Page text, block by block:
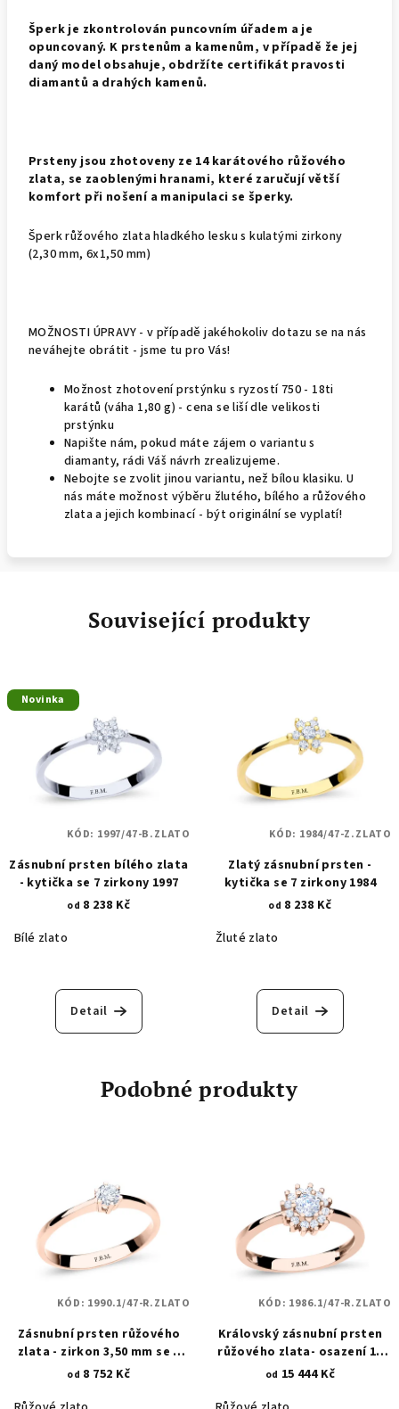
Šperk je zkontrolován puncovním úřadem a je
opuncovaný. K prstenům a kamenům, v případě že jej
daný model obsahuje, obdržíte certifikát pravosti
diamantů a drahých kamenů.
Prsteny jsou zhotoveny ze 14 karátového růžového
zlata, se zaoblenými hranami, které zaručují větší
komfort při nošení a manipulaci se šperky.
Šperk růžového zlata hladkého lesku s kulatými zirkony
(2,30 mm, 6x1,50 mm)
MOŽNOSTI ÚPRAVY - v případě jakéhokoliv dotazu se na nás
neváhejte obrátit - jsme tu pro Vás!
Možnost zhotovení prstýnku s ryzostí 750 - 18ti
karátů (váha 1,80 g) - cena se liší dle velikosti
prstýnku
Napište nám, pokud máte zájem o variantu s
diamanty, rádi Váš návrh zrealizujeme.
Nebojte se zvolit jinou variantu, než bílou klasiku. U
nás máte možnost výběru žlutého, bílého a růžového
zlata a jejich kombinací - být originální se vyplatí!
Související produkty
Novinka
Zásnubní prsten bílého zlata
- kytička se 7 zirkony 1997
od 8 238 Kč
Bílé zlato
Detail
KÓD: 1997/47-B.ZLATO
Zlatý zásnubní prsten -
kytička se 7 zirkony 1984
od 8 238 Kč
Žluté zlato
Detail
KÓD: 1984/47-Z.ZLATO
Podobné produkty
Zásnubní prsten růžového
zlata - zirkon 3,50 mm se 6
krapnami 1990.1
od 8 752 Kč
KÓD: 1990.1/47-R.ZLATO
Královský zásnubní prsten
růžového zlata- osazení 13
kulatými zirkony 1986.1
od 15 444 Kč
KÓD: 1986.1/47-R.ZLATO